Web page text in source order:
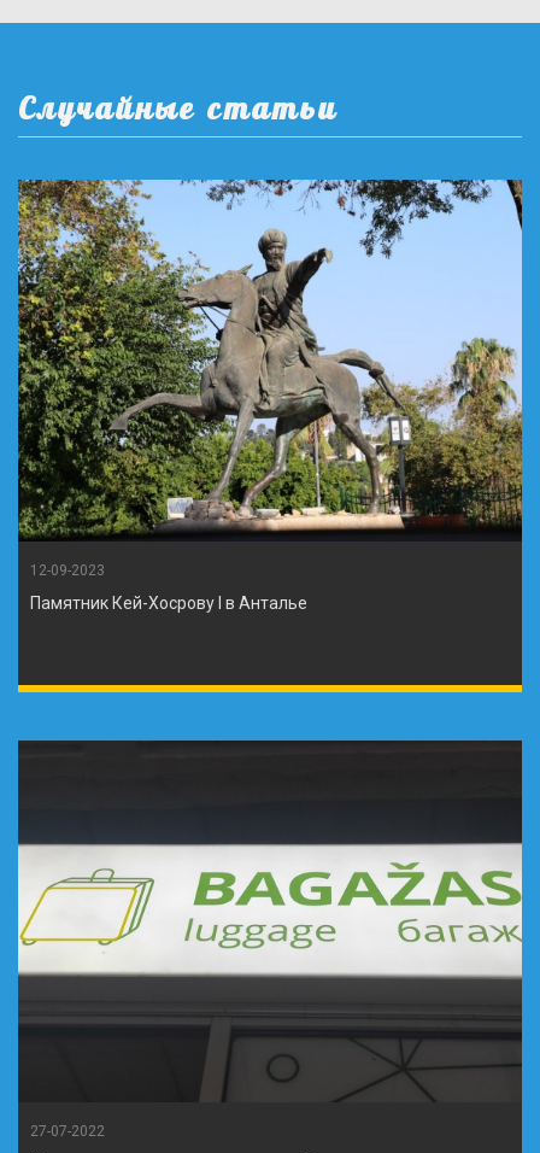
Случайные статьи
12-09-2023
Памятник Кей-Хосрову I в Анталье
27-07-2022